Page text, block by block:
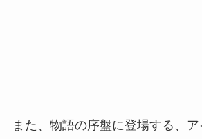
また、物語の序盤に登場する、